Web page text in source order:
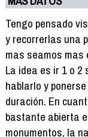
Tengo pensado
y recorrerlas una
mas seamos mas
La idea es ir 1 o 2
hablarlo y
duración. En
bastante abierta
monumentos, la